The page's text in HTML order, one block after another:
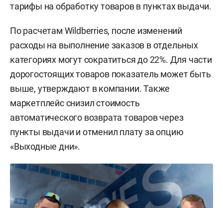
тарифы на обработку товаров в пунктах выдачи.
По расчетам Wildberries, после изменений
расходы на выполнение заказов в отдельных
категориях могут сократиться до 22%. Для части
дорогостоящих товаров показатель может быть
выше, утверждают в компании. Также
маркетплейс снизил стоимость
автоматического возврата товаров через
пункты выдачи и отменил плату за опцию
«Выходные дни».